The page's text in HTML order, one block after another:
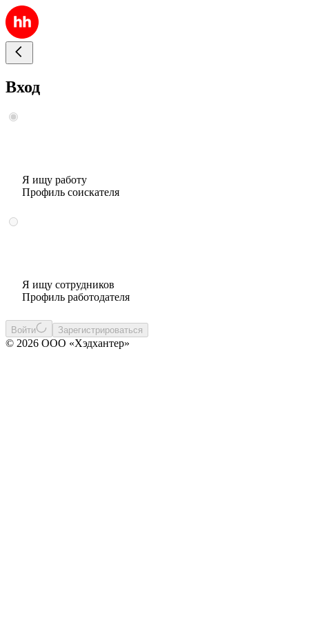
Вход
Я ищу работу
Профиль соискателя
Я ищу сотрудников
Профиль работодателя
Войти Зарегистрироваться
© 2026 ООО «Хэдхантер»